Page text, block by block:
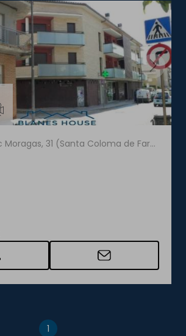
Calle Francesc Moragas, 31 (Santa Coloma de Farners)
1